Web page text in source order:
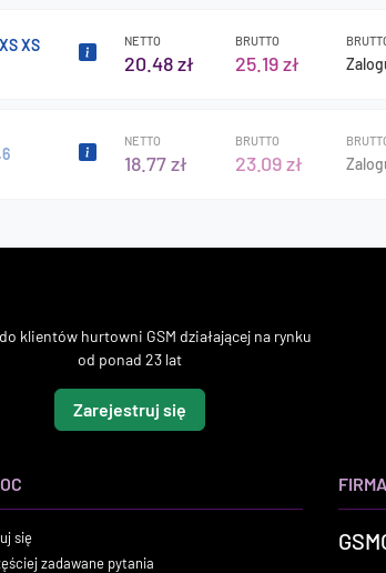
XS
NETTO
20.48 zł
BRUTTO
25.19 zł
NETTO
18.77 zł
BRUTTO
23.09 zł
klientów hurtowni GSM działającej na rynku
od ponad 23 lat
Zarejestruj się
się
zadawane pytania
FIRMA